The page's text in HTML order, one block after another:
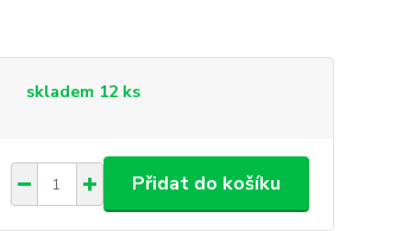
skladem 12 ks
Přidat do košíku